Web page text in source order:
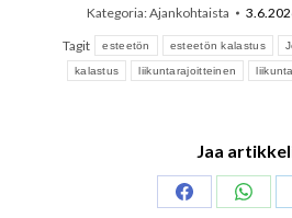
Kategoria:Ajankohtaista
Tagit
esteetön esteetön kalastus
kalastus liikuntarajoitteinen
Jaa
Share
Share